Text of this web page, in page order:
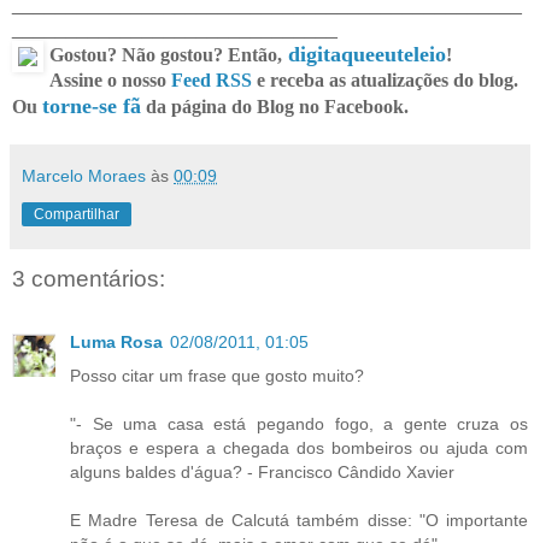
Gostou? Não gostou? Então, digitaqueeuteleio!
Assine o nosso Feed RSS e receba as atualizações do blog.
Ou torne-se fã da página do Blog no Facebook.
Marcelo Moraes às 00:09
Compartilhar
3 comentários:
Luma Rosa 02/08/2011, 01:05
Posso citar um frase que gosto muito?
"- Se uma casa está pegando fogo, a gente cruza os
braços e espera a chegada dos bombeiros ou ajuda com
alguns baldes d'água? - Francisco Cândido Xavier
E Madre Teresa de Calcutá também disse: "O importante